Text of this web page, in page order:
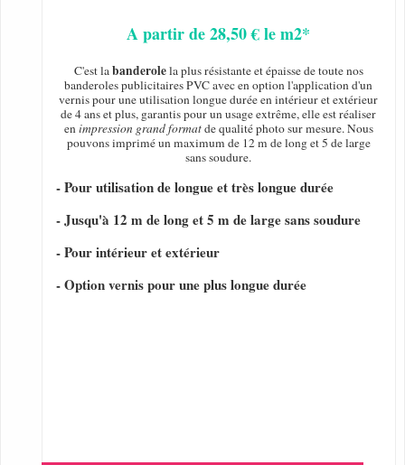
A partir de 28,50 € le m2*
C'est labanderolela plus résistante et épaisse de toute nos
banderoles publicitaires PVC avec en option l'application d'un
vernis pour une utilisation longue durée en intérieur et extérieur
de 4 ans et plus, garantis pour un usage extrême, elle est réaliser
enimpression grand formatde qualité photo sur mesure. Nous
pouvons imprimé un maximum de 12 m de long et 5 de large
sans soudure.
- Pour utilisation de longue et très longue durée
- Jusqu'à 12 m de long et 5 m de large sans soudure
- Pour intérieur et extérieur
- Option vernis pour une plus longue durée